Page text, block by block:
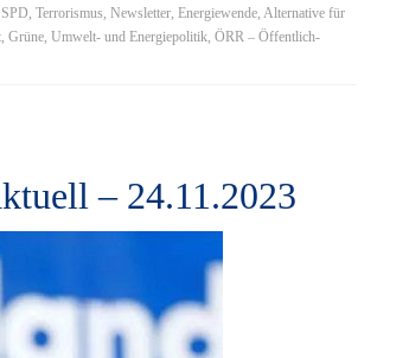
SPD, Terrorismus, Newsletter, Energiewende, Alternative für
, Grüne, Umwelt- und Energiepolitik, ÖRR – Öffentlich-
– 24.11.2023